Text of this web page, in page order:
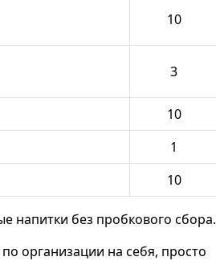
10
3
10
1
10
напитки без пробкового сбора.
организации на себя, просто